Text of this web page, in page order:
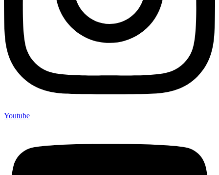
Youtube